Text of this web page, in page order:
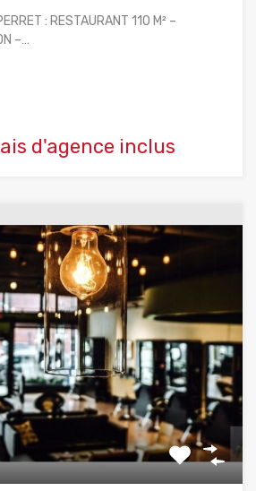
: RESTAURANT 110 M² –
–…
d'agence inclus